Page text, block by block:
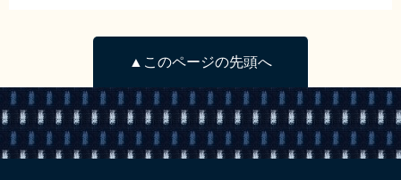
▲このページの先頭へ